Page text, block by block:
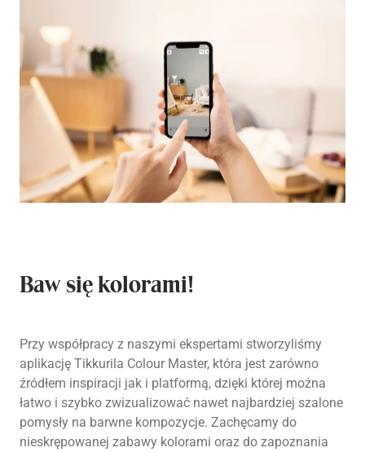
Baw się kolorami!
Przy współpracy z naszymi ekspertami stworzyliśmy
aplikację Tikkurila Colour Master, która jest zarówno
źródłem inspiracji jak i platformą, dzięki której można
łatwo i szybko zwizualizować nawet najbardziej szalone
pomysły na barwne kompozycje. Zachęcamy do
nieskrępowanej zabawy kolorami oraz do zapoznania